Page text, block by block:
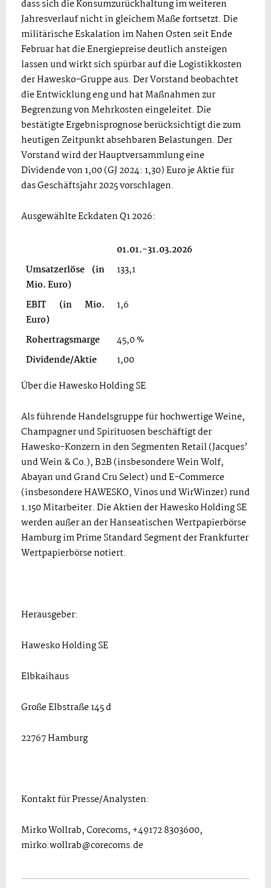
dass sich die Konsumzurückhaltung im weiteren
Jahresverlauf nicht in gleichem Maße fortsetzt. Die
militärische Eskalation im Nahen Osten seit Ende
Februar hat die Energiepreise deutlich ansteigen
lassen und wirkt sich spürbar auf die Logistikkosten
der Hawesko-Gruppe aus. Der Vorstand beobachtet
die Entwicklung eng und hat Maßnahmen zur
Begrenzung von Mehrkosten eingeleitet. Die
bestätigte Ergebnisprognose berücksichtigt die zum
heutigen Zeitpunkt absehbaren Belastungen. Der
Vorstand wird der Hauptversammlung eine
Dividende von 1,00 (GJ 2024: 1,30) Euro je Aktie für
das Geschäftsjahr 2025 vorschlagen.
Ausgewählte Eckdaten Q1 2026:
01.01.-31.03.2026
Umsatzerlöse (in
Mio. Euro)
133,1
EBIT (in Mio.
Euro)
1,6
Rohertragsmarge 45,0 %
Dividende/Aktie
1,00
Über die Hawesko Holding SE
Als führende Handelsgruppe für hochwertige Weine,
Champagner und Spirituosen beschäftigt der
Hawesko-Konzern in den Segmenten Retail (Jacques’
und Wein & Co.), B2B (insbesondere Wein Wolf,
Abayan und Grand Cru Select) und E-Commerce
(insbesondere HAWESKO, Vinos und WirWinzer) rund
1.150 Mitarbeiter. Die Aktien der Hawesko Holding SE
werden außer an der Hanseatischen Wertpapierbörse
Hamburg im Prime Standard Segment der Frankfurter
Wertpapierbörse notiert.
Herausgeber:
Hawesko Holding SE
Elbkaihaus
Große Elbstraße 145 d
22767 Hamburg
Kontakt für Presse/Analysten:
Mirko Wollrab, Corecoms, +49172 8303600,
mirko.wollrab@corecoms.de